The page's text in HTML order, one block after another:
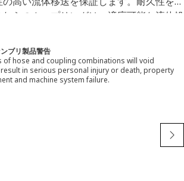
らのカップリングは、適応可能な流体処
らの役割は、流体移送効率を最適化し、
維持するために限られたスペースを収容し
接続を可能にすることです。
利用可能なカップリングで角度付き接続
ィングと狭いスペースへの適応。
い流体移送のために設計されています。
供します。
ブリ製品警告
hose and coupling combinations will void
in serious personal injury or death, property
and machine system failure.